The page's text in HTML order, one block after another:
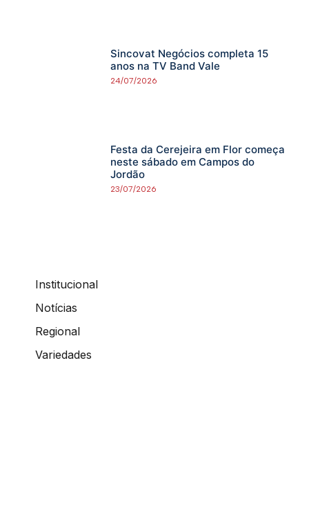
Sincovat Negócios completa 15
anos na TV Band Vale
24/07/2026
Festa da Cerejeira em Flor começa
neste sábado em Campos do
Jordão
23/07/2026
Institucional
Notícias
Regional
Variedades